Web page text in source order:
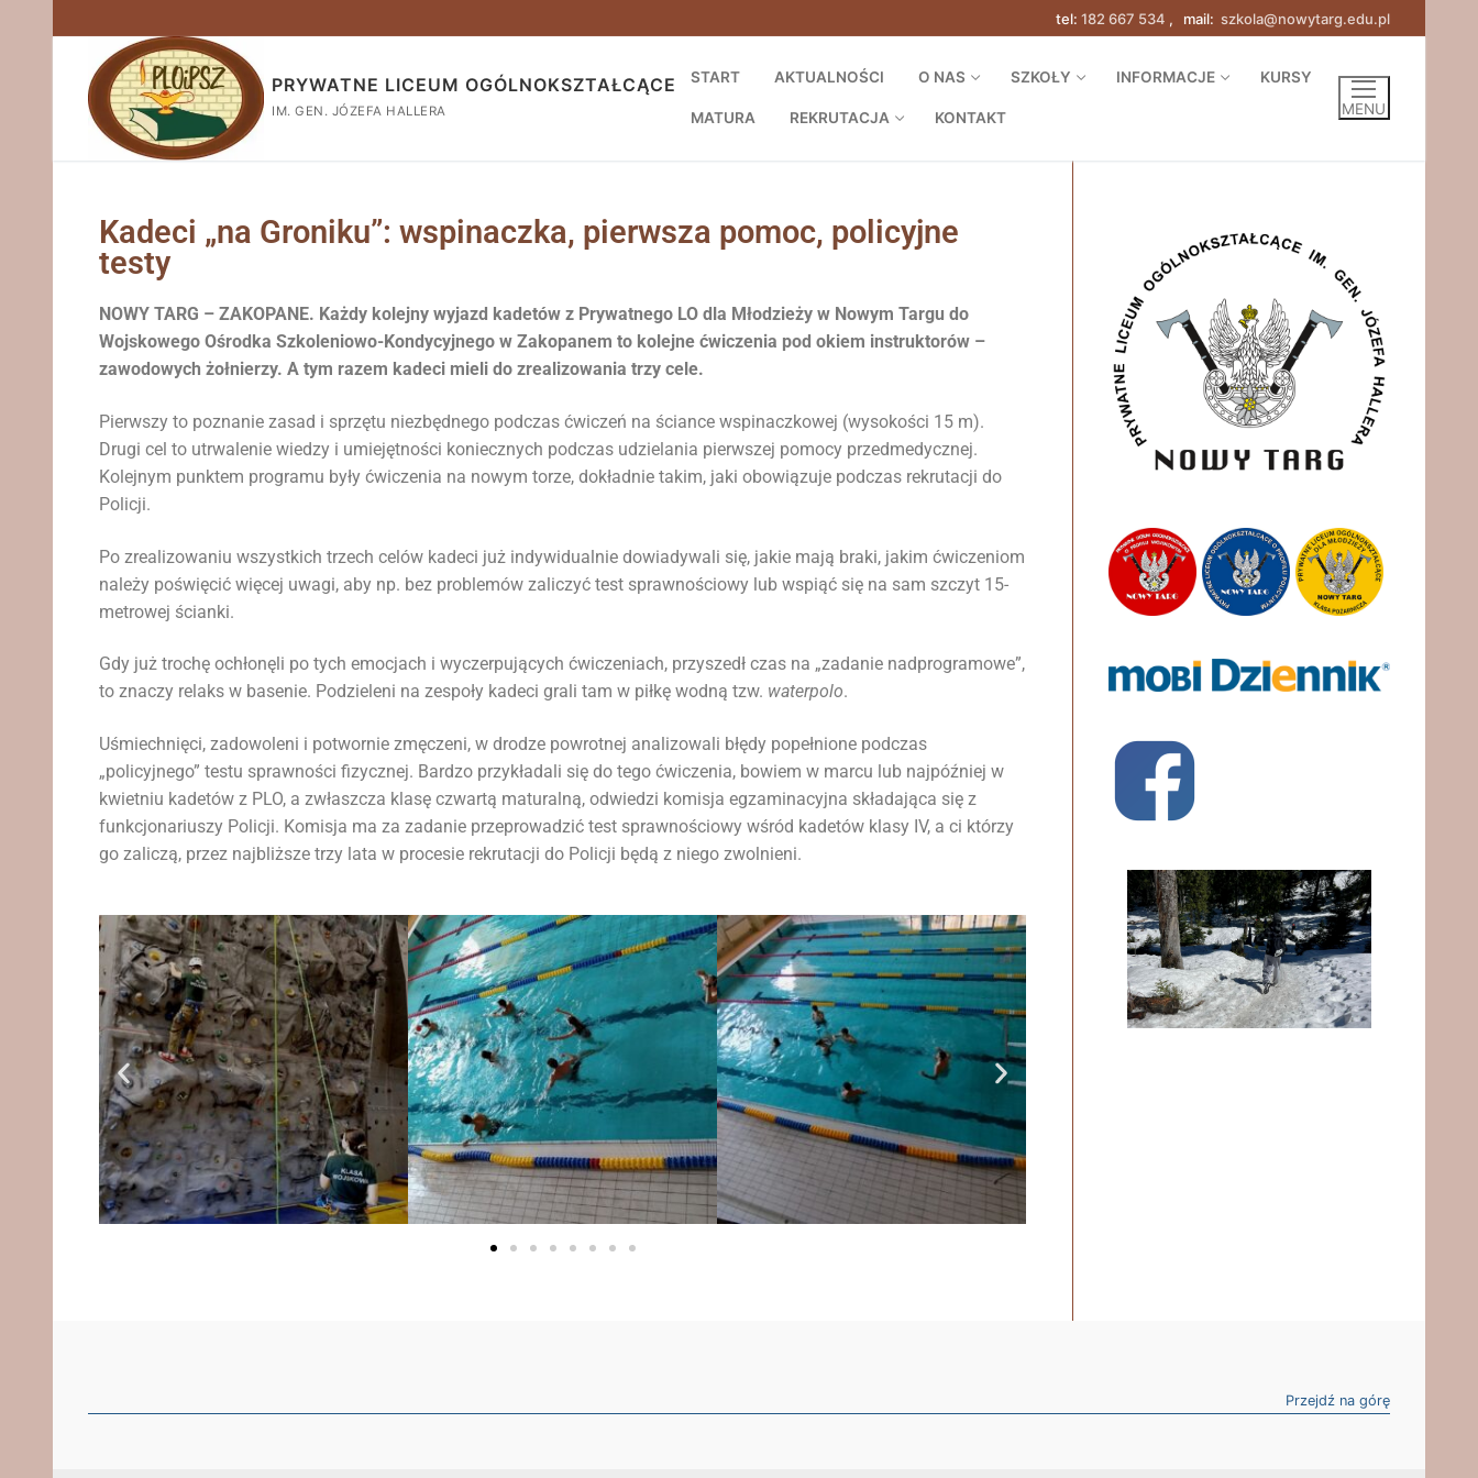
tel: 182 667 534 , mail: szkola@nowytarg.edu.pl
PRYWATNE LICEUM OGÓLNOKSZTAŁCĄCE
IM. GEN. JÓZEFA HALLERA
START AKTUALNOŚCI O NAS SZKOŁY INFORMACJE KURSY
MATURA REKRUTACJA KONTAKT MENU
Kadeci „na Groniku”: wspinaczka, pierwsza pomoc, policyjne
testy
NOWY TARG – ZAKOPANE. Każdy kolejny wyjazd kadetów z Prywatnego LO dla Młodzieży w Nowym Targu do
Wojskowego Ośrodka Szkoleniowo-Kondycyjnego w Zakopanem to kolejne ćwiczenia pod okiem instruktorów –
zawodowych żołnierzy. A tym razem kadeci mieli do zrealizowania trzy cele.
Pierwszy to poznanie zasad i sprzętu niezbędnego podczas ćwiczeń na ściance wspinaczkowej (wysokości 15 m).
Drugi cel to utrwalenie wiedzy i umiejętności koniecznych podczas udzielania pierwszej pomocy przedmedycznej.
Kolejnym punktem programu były ćwiczenia na nowym torze, dokładnie takim, jaki obowiązuje podczas rekrutacji do
Policji.
Po zrealizowaniu wszystkich trzech celów kadeci już indywidualnie dowiadywali się, jakie mają braki, jakim ćwiczeniom
należy poświęcić więcej uwagi, aby np. bez problemów zaliczyć test sprawnościowy lub wspiąć się na sam szczyt 15-
metrowej ścianki.
Gdy już trochę ochłonęli po tych emocjach i wyczerpujących ćwiczeniach, przyszedł czas na „zadanie nadprogramowe”,
to znaczy relaks w basenie. Podzieleni na zespoły kadeci grali tam w piłkę wodną tzw. waterpolo.
Uśmiechnięci, zadowoleni i potwornie zmęczeni, w drodze powrotnej analizowali błędy popełnione podczas
„policyjnego” testu sprawności fizycznej. Bardzo przykładali się do tego ćwiczenia, bowiem w marcu lub najpóźniej w
kwietniu kadetów z PLO, a zwłaszcza klasę czwartą maturalną, odwiedzi komisja egzaminacyjna składająca się z
funkcjonariuszy Policji. Komisja ma za zadanie przeprowadzić test sprawnościowy wśród kadetów klasy IV, a ci którzy
go zaliczą, przez najbliższe trzy lata w procesie rekrutacji do Policji będą z niego zwolnieni.
Przejdź na górę